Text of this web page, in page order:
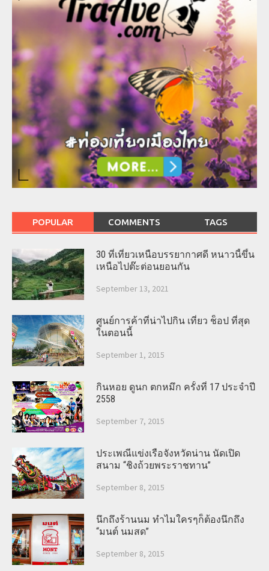
POPULAR COMMENTS TAGS
30 ที่เที่ยวเหนือบรรยากาศดี หนาวนี้ขึ้น
เหนือไปต๊ะต่อนยอนกัน
September 13, 2021
ศูนย์การค้าที่น่าไปกิน เที่ยว ช็อป ที่สุด
ในตอนนี้
September 1, 2015
กินหอย ดูนก ตกหมึก ครั้งที่ 17 ประจำปี
2558
September 7, 2015
ประเพณีแข่งเรือจังหวัดน่าน นัดเปิด
สนาม “ชิงถ้วยพระราชทาน”
September 8, 2015
นึกถึงร้านนม ทำไมใครๆก็ต้องนึกถึง
“มนต์ นมสด”
September 8, 2015